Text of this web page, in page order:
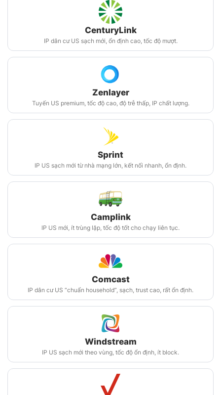
CenturyLink
IP dân cư US sạch mới, ổn định cao, tốc độ mượt.
Zenlayer
Tuyến US premium, tốc độ cao, độ trễ thấp, IP chất lượng.
Sprint
IP US sạch mới từ nhà mạng lớn, kết nối nhanh, ổn định.
Camplink
IP US mới, ít trùng lặp, tốc độ tốt cho chạy liên tục.
Comcast
IP dân cư US “chuẩn household”, sạch, trust cao, rất ổn định.
Windstream
IP US sạch mới theo vùng, tốc độ ổn định, ít block.